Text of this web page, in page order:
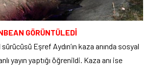
GÖRÜNTÜLEDİ
Eşref Aydın’ın kaza anında sosyal
yayın yaptığı öğrenildi. Kaza anı ise